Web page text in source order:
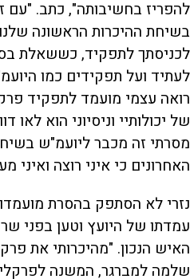
להפריז בחשיבותה", כתב. "עם
בשיחת ההיכרות הראשונה
לכניסתך לתפקיד, כששאלת
לעתיד ועל תפקידים כמו
רואה עצמי מועמד לתפקיד
של יכולותיי וניסיוני הוא לאו
מסרתי זה מכבר ליועמ"ש
האחרונים כי איני רוצה ואיני
נזרי לא הסתפק בהסרת
עמדתו של היועץ וטען בפני
האיש הנכון. "מהיכרותי את
שלמה למברגר, המשנה